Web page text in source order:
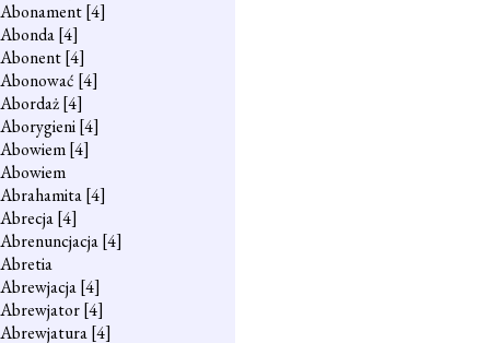
Abonament[4]
Abonda[4]
Abonent[4]
Abonować [4]
Abordaż[4]
Aborygieni[4]
Abowiem[4]
Abowiem
Abrahamita[4]
Abrecja[4]
Abrenuncjacja[4]
Abretia
Abrewjacja[4]
Abrewjator[4]
Abrewjatura[4]